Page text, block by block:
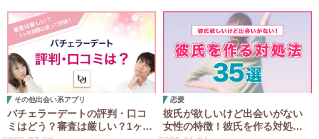
その他出会い系アプリ
バチェラーデートの評判・口コ
ミはどう？審査は厳しい？1ヶ月
恋愛
彼氏が欲しいけど出会いがない
女性の特徴！彼氏を作る対処法